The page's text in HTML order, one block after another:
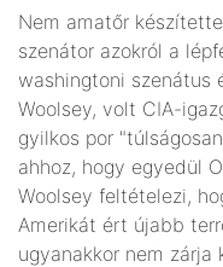
Nem amatőr
szenátor azokról a
washingtoni szenátus
Woolsey, volt CIA-
gyilkos por
ahhoz, hogy egyedül
Woolsey feltételezi,
Amerikát ért újabb
ugyanakkor nem zárja